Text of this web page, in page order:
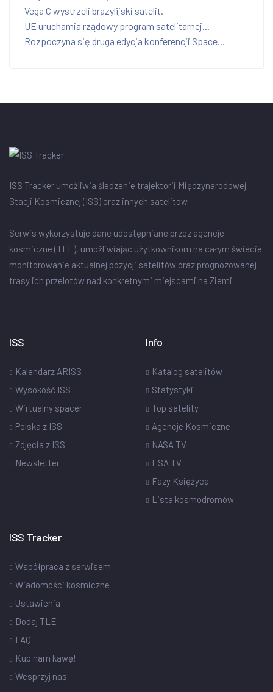
Vega C wystrzeli brazylijski satelit.
UE uruchamia rządowy program satelitarnej...
Rozpoczyna się druga edycja konferencji Space...
ISS Tracker umożliwia śledzenie trajektorii Międzynarodowej
Stacji Kosmicznej (ISS) oraz innych satelitów.
Serwis wykorzystuje dane udostępniane przez agencje
kosmiczne (TLE), umożliwiając użytkownikom na całym świecie
monitorowanie aktualnej pozycji satelitów oraz prognozowanej
trasy ich przelotów nad konkretnymi miejscami na Ziemi.
ISS
Kalendarz ARISS
Wysokość ISS
Wirtualny spacer
Polska z ISS
Zdjęcia z ISS
Newsletter
Info
Katalog satelitów
Statystyki
Top satelity
Agencje Kosmiczne
NASA TV
ESA TV
Fazy Księżyca
Lista kosmodromów
ISS Tracker
Współpraca z serwisem
Wiadomości kosmiczne
Ustawienia
Dodaj TLE
FAQ
Kup nam kawę!
Wesprzyj nas